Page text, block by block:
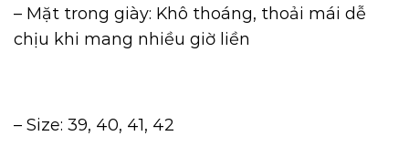
– Mặt trong giày: Khô thoáng, thoải mái dễ
chịu khi mang nhiều giờ liền
– Size: 39, 40, 41, 42